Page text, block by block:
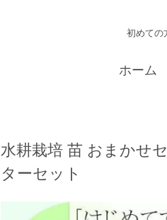
初めての
ホーム
水耕栽培 苗 おまかせ
ターセット